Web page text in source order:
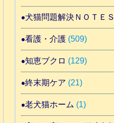
犬猫問題解決ＮＯＴＥＳ
看護・介護(509)
知恵ブクロ (129)
終末期ケア (21)
老犬猫ホーム (1)